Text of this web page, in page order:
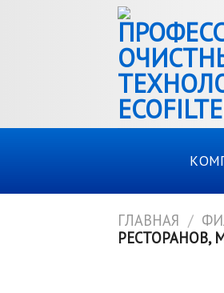
ГЛАВНАЯ /
РЕСТОРАНОВ,